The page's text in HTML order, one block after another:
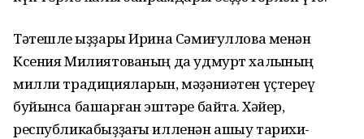
Тәтешле ҡыҙҙары Ирина Сәмиғул­лова менән
Ксения Милиятованың да удмурт халҡының
милли традицияларын, мәҙәниәтен үҫтереү
буйынса башҡарған эштәре байтаҡ. Хәйер,
республикабыҙҙағы илленән ашыу тарихи-